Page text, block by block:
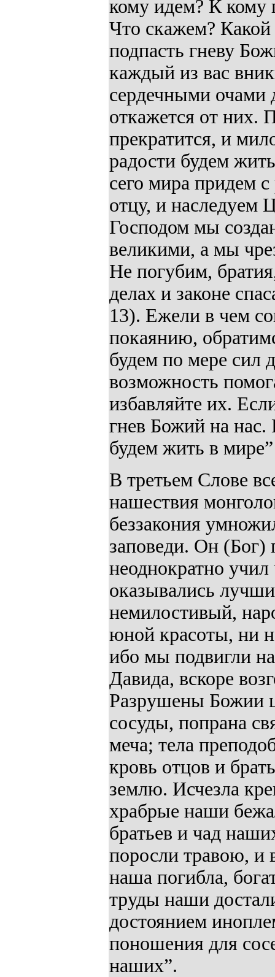
кому идем? К кому
Что скажем?
подпасть гневу
каждый из вас
сердечными очами
откажется от них.
прекратится, и
радости будем
сего мира придем
отцу, и наследуем
Господом мы
великими, а мы
Не погубим,
делах и законе
13). Ежели в чем
покаянию,
будем по мере
возможность
избавляйте их.
гнев Божий на
будем жить в
В третьем Слове
нашествия
беззакония
заповеди. Он (Бог)
неоднократно
оказывались
немилостивый,
юной красоты, ни
ибо мы подвигли
Давида, вскоре
Разрушены Божии
сосуды, попрана
меча; тела
кровь отцов и
землю. Исчезла
храбрые наши
братьев и чад
поросли травою, и
наша погибла,
труды наши
достоянием
поношения для
наших”.